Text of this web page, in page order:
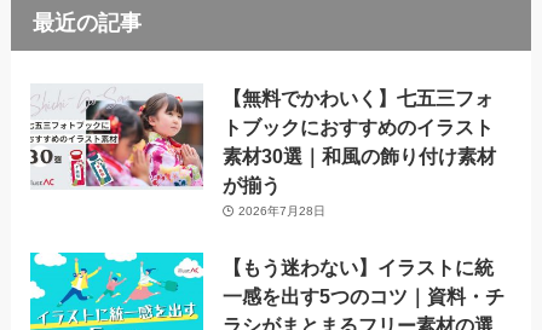
最近の記事
【無料でかわいく】七五三フォ
トブックにおすすめのイラスト
素材30選｜和風の飾り付け素材
が揃う
2026年7月28日
【もう迷わない】イラストに統
一感を出す5つのコツ｜資料・チ
ラシがまとまるフリー素材の選